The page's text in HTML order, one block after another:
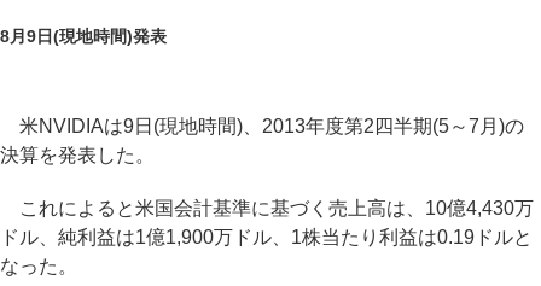
8月9日(現地時間)発表
米NVIDIAは9日(現地時間)、2013年度第2四半期(5～7月)の
決算を発表した。
これによると米国会計基準に基づく売上高は、10億4,430万
ドル、純利益は1億1,900万ドル、1株当たり利益は0.19ドルと
なった。